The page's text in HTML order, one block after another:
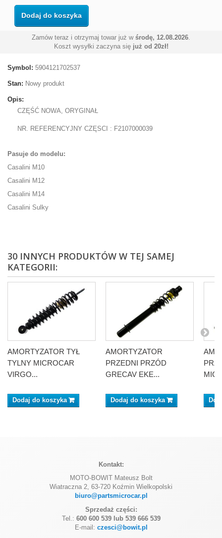
Dodaj do koszyka
Zamów teraz i otrzymaj towar już w środę, 12.08.2026
Koszt wysyłki zaczyna się już od 20zł!
Symbol: 5904121702537
Stan: Nowy produkt
Opis:
CZĘŚĆ NOWA, ORYGINAŁ
NR. REFERENCYJNY CZĘSCI : F2107000039
Pasuje do modelu:
Casalini M10
Casalini M12
Casalini M14
Casalini Sulky
30 INNYCH PRODUKTÓW W TEJ SAMEJ
KATEGORII:
AMORTYZATOR TYŁ
TYLNY MICROCAR
VIRGO...
Dodaj do koszyka
AMORTYZATOR
PRZEDNI PRZÓD
GRECAV EKE...
Dodaj do koszyka
Kontakt:
MOTO-BOWIT Mateusz Bolt
Wiatraczna 2, 63-720 Koźmin Wielkopolski
biuro@partsmicrocar.pl
Sprzedaż części:
Tel.: 600 600 539 lub 539 666 539
E-mail: czesci@bowit.pl